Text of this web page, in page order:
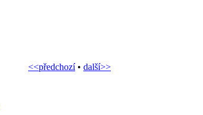
<<předchozí• další>>